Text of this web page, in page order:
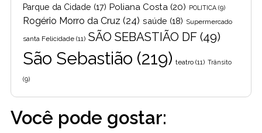
Parque da Cidade (17) Poliana Costa (20) POLITICA (9)
Rogério Morro da Cruz (24) saúde (18) Supermercado
santa Felicidade (11) SÃO SEBASTIÃO DF (49)
São Sebastião (219) teatro (11) Trânsito
(9)
Você pode gostar: